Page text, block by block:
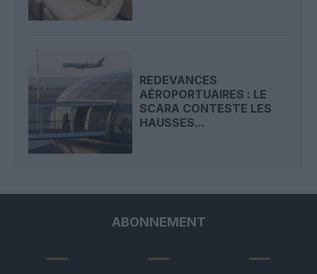
REDEVANCES
AÉROPORTUAIRES : LE
SCARA CONTESTE LES
HAUSSES...
ABONNEMENT